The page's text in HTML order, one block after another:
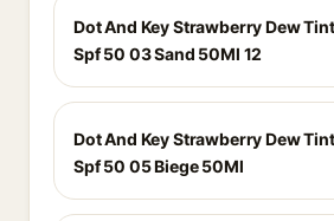
Dot And Key Strawberry Dew
Spf 50 03 Sand 50Ml 12
Dot And Key Strawberry Dew
Spf 50 05 Biege 50Ml